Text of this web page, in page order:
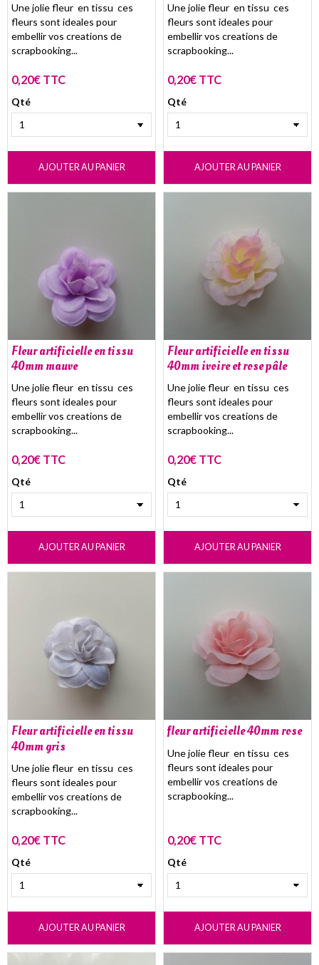
Une jolie fleur en tissu ces
fleurs sont ideales pour
embellir vos creations de
scrapbooking...
0,20€ TTC
Qté
AJOUTER AU PANIER
Une jolie fleur en tissu ces
fleurs sont ideales pour
embellir vos creations de
scrapbooking...
0,20€ TTC
Qté
AJOUTER AU PANIER
Fleur artificielle en tissu
40mm mauve
Une jolie fleur en tissu ces
fleurs sont ideales pour
embellir vos creations de
scrapbooking...
0,20€ TTC
Qté
AJOUTER AU PANIER
Fleur artificielle en tissu
40mm ivoire et rose pâle
Une jolie fleur en tissu ces
fleurs sont ideales pour
embellir vos creations de
scrapbooking...
0,20€ TTC
Qté
AJOUTER AU PANIER
Fleur artificielle en tissu
40mm gris
Une jolie fleur en tissu ces
fleurs sont ideales pour
embellir vos creations de
scrapbooking...
0,20€ TTC
Qté
AJOUTER AU PANIER
fleur artificielle 40mm rose
Une jolie fleur en tissu ces
fleurs sont ideales pour
embellir vos creations de
scrapbooking...
0,20€ TTC
Qté
AJOUTER AU PANIER